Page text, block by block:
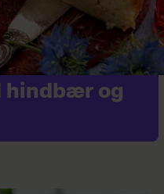
hindbær og